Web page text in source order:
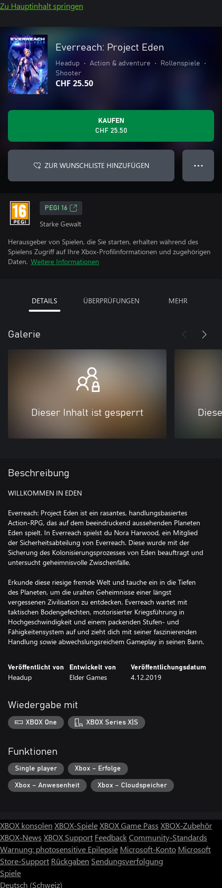
Zu Hauptinhalt springen
Everreach: Project Eden
Headup • Action & adventure • Rollenspiele
•
Shooter
CHF 25.50
KAUFEN
CHF 25.50
ZUR WUNSCHLISTE HINZUFÜGEN ● ● ●
PEGI 16
Starke Gewalt
Herausgeber von Spielen, die Sie starten, erhalten während des
Spielens Zugriff auf Ihre Xbox-Profilinformationen und zugehörigen
Daten. Weitere Informationen
DETAILS ÜBERPRÜFUNGEN MEHR
Galerie
Dieser Inhalt ist gesperrt
Beschreibung
WILLKOMMEN IN EDEN
Everreach: Project Eden ist ein rasantes, handlungsbasiertes
Action-RPG, das auf dem beeindruckend aussehenden Planeten
Eden spielt. In Everreach spielst du Nora Harwood, ein Mitglied
der Sicherheitsabteilung von Everreach. Diese wurde mit der
Sicherung des Kolonisierungsprozesses von Eden beauftragt und
untersucht geheimnisvolle Zwischenfälle.
Erkunde diese riesige fremde Welt und tauche ein in die Tiefen
des Planeten, um die uralten Geheimnisse einer längst
vergessenen Zivilisation zu entdecken. Everreach wartet mit
taktischen Bodengefechten, motorisierter Kriegsführung in
Hochgeschwindigkeit und einem packenden Stufen- und
Fähigkeitensystem auf und zieht dich mit seiner faszinierenden
Handlung sowie abwechslungsreichem Gameplay in seinen Bann.
Veröffentlicht von
Headup
Entwickelt von
Elder Games
Veröffentlichungsdatum
4.12.2019
Wiedergabe mit
XBOX One XBOX Series X|S
Funktionen
Single player Xbox – Erfolge
Xbox – Anwesenheit Xbox – Cloudspeicher
XBOX konsolen XBOX-SpieleXBOX Game Pass XBOX-Zubehör
XBOX-News XBOX Support FeedbackCommunity-Standards
Warnung: photosensitive Epilepsie Microsoft-Konto Microsoft
Store-Support Rückgaben Sendungsverfolgung
Spiele
Deutsch (Schweiz)